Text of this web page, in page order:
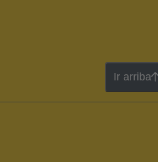
Ir arriba